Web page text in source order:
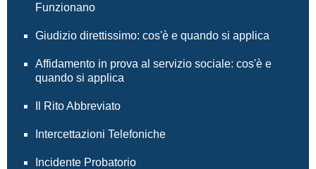
Funzionano
Giudizio direttissimo: cos'è e quando si applica
Affidamento in prova al servizio sociale: cos'è e
quando si applica
Il Rito Abbreviato
Intercettazioni Telefoniche
Incidente Probatorio